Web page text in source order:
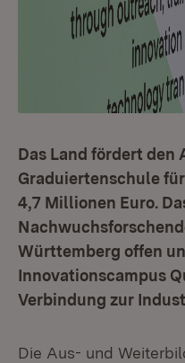
Das Land fördert den
Graduiertenschule
4,7 Millionen Euro.
Württemberg offen
Innovationscampus
Verbindung zur
Die Aus- und